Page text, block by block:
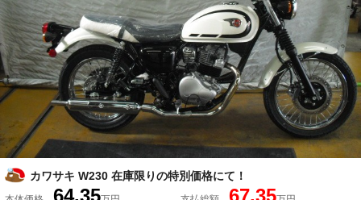
カワサキ W230 在庫限りの特別価格にて！